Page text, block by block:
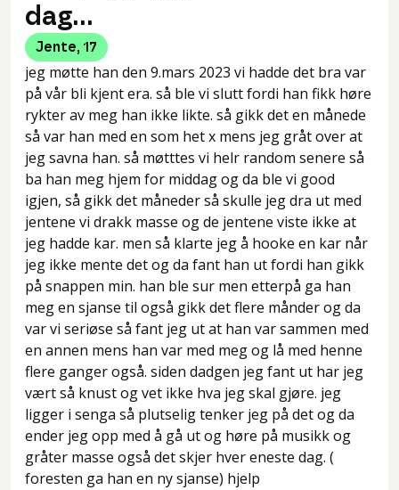
dag...
Jente, 17
jeg møtte han den 9.mars 2023 vi hadde det bra var
på vår bli kjent era. så ble vi slutt fordi han fikk høre
rykter av meg han ikke likte. så gikk det en månede
så var han med en som het x mens jeg gråt over at
jeg savna han. så møtttes vi helr random senere så
ba han meg hjem for middag og da ble vi good
igjen, så gikk det måneder så skulle jeg dra ut med
jentene vi drakk masse og de jentene viste ikke at
jeg hadde kar. men så klarte jeg å hooke en kar når
jeg ikke mente det og da fant han ut fordi han gikk
på snappen min. han ble sur men etterpå ga han
meg en sjanse til også gikk det flere månder og da
var vi seriøse så fant jeg ut at han var sammen med
en annen mens han var med meg og lå med henne
flere ganger også. siden dadgen jeg fant ut har jeg
vært så knust og vet ikke hva jeg skal gjøre. jeg
ligger i senga så plutselig tenker jeg på det og da
ender jeg opp med å gå ut og høre på musikk og
gråter masse også det skjer hver eneste dag. (
foresten ga han en ny sjanse) hjelp